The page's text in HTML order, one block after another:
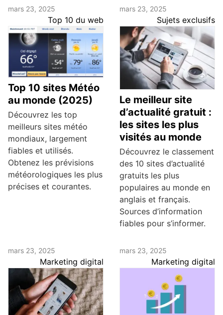
mars 23, 2025
Top 10 du web
Top 10 sites Météo
au monde (2025)
Découvrez les top
meilleurs sites météo
mondiaux, largement
fiables et utilisés.
Obtenez les prévisions
météorologiques les plus
précises et courantes.
mars 23, 2025
Sujets exclusifs
Le meilleur site
d’actualité gratuit :
les sites les plus
visités au monde
Découvrez le classement
des 10 sites d’actualité
gratuits les plus
populaires au monde en
anglais et français.
Sources d’information
fiables pour s’informer.
mars 23, 2025
Marketing digital
mars 23, 2025
Marketing digital